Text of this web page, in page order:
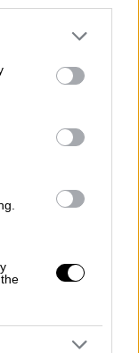
or more Google
You may click to
party tags to
in below Google
πρώτο
στη σειρά